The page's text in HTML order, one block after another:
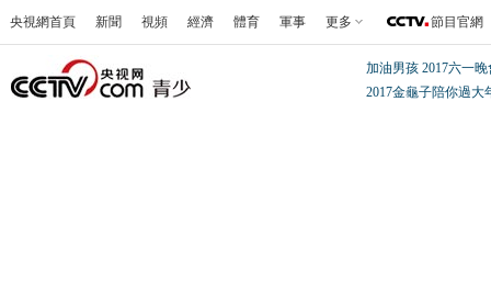
央視網首頁 新聞 視頻 經濟 體育 軍事 更多 節目官網
加油男孩 2017六一
2017金龜子陪你過大